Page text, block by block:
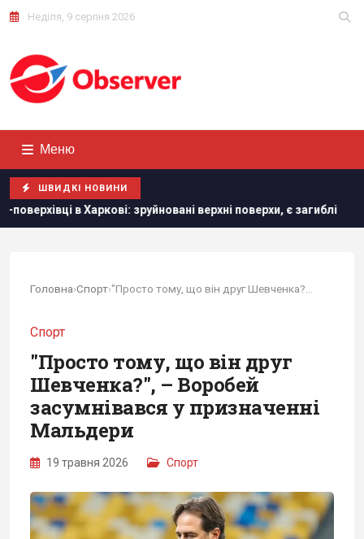
Неділя, 9 серпня 2026
Меню
ШВИДКІ НОВИНИ
верхні поверхи, є загиблі Росія завдала по Одесі
Головна›Спорт›
Спорт
"Просто тому, що він друг
Шевченка?", – Воробей
засумнівався у призначенні
Мальдери
19 травня 2026 Спорт